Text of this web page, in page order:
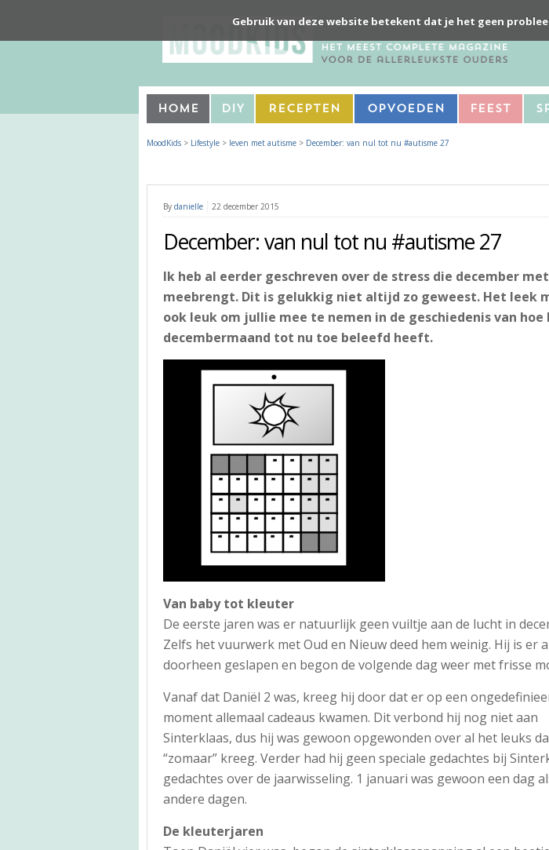
Gebruik van deze website betekent dat je het geen
Home DIY Recepten Opvoeden Feest
MoodKids > Lifestyle > leven met autisme > December: van nul tot nu #autisme 27
By danielle 22 december 2015
December: van nul tot nu #autisme 27
Ik heb al eerder geschreven over de stress die december
meebrengt. Dit is gelukkig niet altijd zo geweest. Het leek
ook leuk om jullie mee te nemen in de geschiedenis van hoe
decembermaand tot nu toe beleefd heeft.
Van baby tot kleuter
De eerste jaren was er natuurlijk geen vuiltje aan de lucht in
Zelfs het vuurwerk met Oud en Nieuw deed hem weinig. Hij is er
doorheen geslapen en begon de volgende dag weer met frisse
Vanaf dat Daniël 2 was, kreeg hij door dat er op een
moment allemaal cadeaus kwamen. Dit verbond hij nog niet aan
Sinterklaas, dus hij was gewoon opgewonden over al het leuks
“zomaar” kreeg. Verder had hij geen speciale gedachtes bij
gedachtes over de jaarwisseling. 1 januari was gewoon een dag
andere dagen.
De kleuterjaren